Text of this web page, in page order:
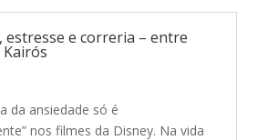
estresse e correria – entre
da ansiedade só é
nos filmes da Disney. Na vida